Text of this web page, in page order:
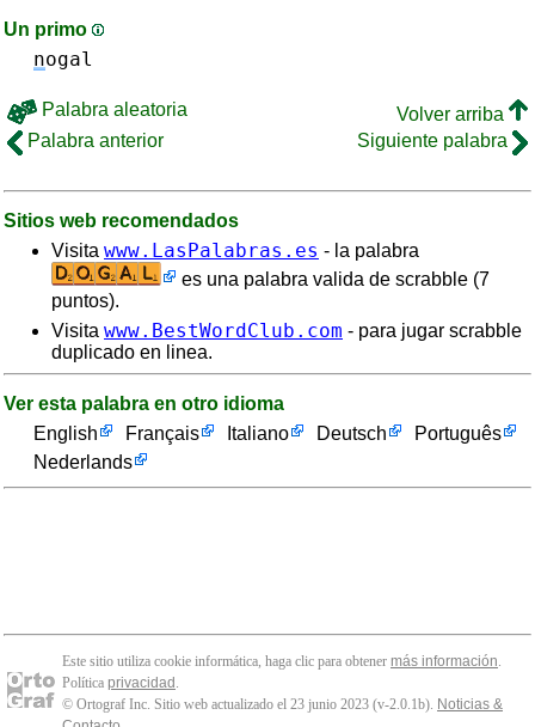
Un primo
nogal
Palabra aleatoria
Volver arriba
Palabra anterior
Siguiente palabra
Sitios web recomendados
Visita www.LasPalabras.es - la palabra
es una palabra valida de scrabble (7
puntos).
Visita www.BestWordClub.com - para jugar scrabble
duplicado en linea.
Ver esta palabra en otro idioma
English
Français Italiano Deutsch
Português
Nederlands
Este sitio utiliza cookie informática, haga clic para obtener más información.
Política privacidad .
© Ortograf Inc. Sitio web actualizado el 23 junio 2023 (v-2.0.1b). Noticias &